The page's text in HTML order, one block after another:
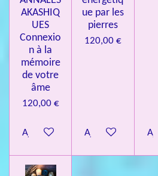
AKASHIQ
UES
Connexio
n à la
mémoire
de votre
âme
120,00 €
Ajouter au panier
ue par les
pierres
120,00 €
Ajouter au panier